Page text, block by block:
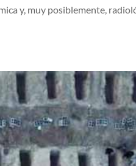
y, muy posiblemente,